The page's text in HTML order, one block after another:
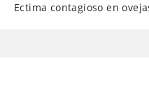
Ectima contagioso en